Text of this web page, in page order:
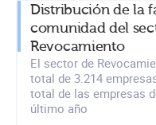
Distribución de la
comunidad del
Revocamiento
El sector de
total de 3.214
total de las empresas
último año